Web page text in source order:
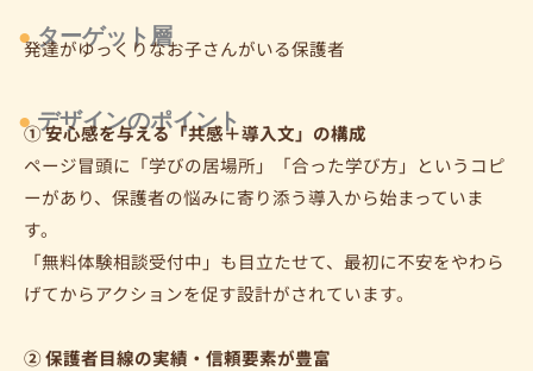
●ターゲット層
発達がゆっくりなお子さんがいる保護者
●デザインのポイント
① 安心感を与える「共感＋導入文」の構成
ページ冒頭に「学びの居場所」「合った学び方」というコピ
ーがあり、保護者の悩みに寄り添う導入から始まっていま
す。
「無料体験相談受付中」も目立たせて、最初に不安をやわら
げてからアクションを促す設計がされています。
② 保護者目線の実績・信頼要素が豊富